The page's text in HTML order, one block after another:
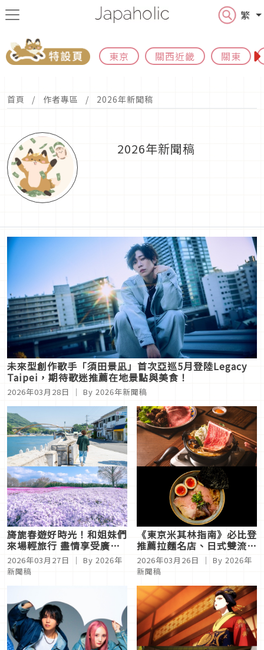
繁
東京 關西近畿 關東
首頁 作者專區 2026年新聞稿
2026年新聞稿
未來型創作歌手「須田景凪」首次亞巡5月登陸Legacy
Taipei，期待歌迷推薦在地景點與美食！
2026年03月28日 ｜ By 2026年新聞稿
旖旎春遊好時光！和姐妹們
來場輕旅行 盡情享受廣島
花田、海景和在地美食
2026年03月27日
｜ By 2026年
新聞稿
《東京米其林指南》必比登
推薦拉麵名店、日式雙流派
鍋物全新進駐誠品生活
480！
2026年03月26日
｜ By 2026年
新聞稿